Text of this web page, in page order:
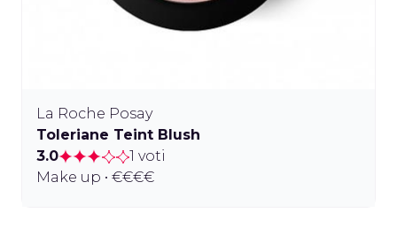
La Roche Posay
Toleriane Teint Blush
3.0
1 voti
Make up • €€€€